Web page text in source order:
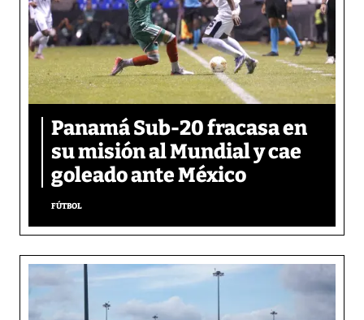
Panamá Sub-20 fracasa en
su misión al Mundial y cae
goleado ante México
FÚTBOL